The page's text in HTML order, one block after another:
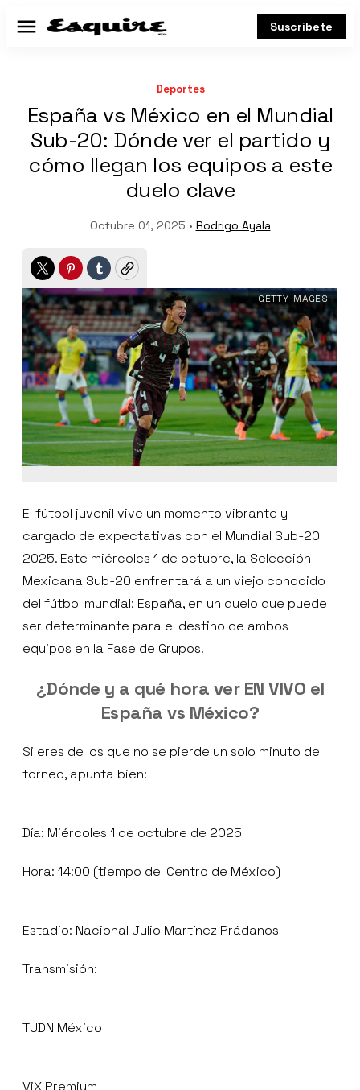
Menú Suscríbete
Deportes
España vs México en el Mundial
Sub-20: Dónde ver el partido y
cómo llegan los equipos a este
duelo clave
Octubre 01, 2025 • Rodrigo Ayala
TwitterPinterest
TumblrCopy
GETTY IMAGES
El fútbol juvenil vive un momento vibrante y
cargado de expectativas con el Mundial Sub-20
2025. Este miércoles 1 de octubre, la Selección
Mexicana Sub-20 enfrentará a un viejo conocido
del fútbol mundial: España, en un duelo que puede
ser determinante para el destino de ambos
equipos en la Fase de Grupos.
¿Dónde y a qué hora ver EN VIVO el
España vs México?
Si eres de los que no se pierde un solo minuto del
torneo, apunta bien:
Día: Miércoles 1 de octubre de 2025
Hora: 14:00 (tiempo del Centro de México)
Estadio: Nacional Julio Martínez Prádanos
Transmisión:
TUDN México
ViX Premium